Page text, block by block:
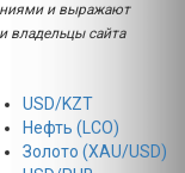
и выражают
владельцы сайта
USD/KZT
Нефть (LCO)
Золото (XAU/USD)